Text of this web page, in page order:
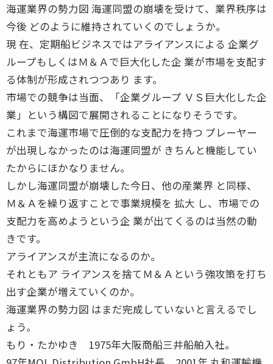
海運業界の勢力図 海運同盟の崩壊を受けて、業界秩序は
今後 どのように維持されていくのでしょうか。
現 在、定期船ビジネスではアライアンスによる 企業グ
ループもしくはＭ＆Ａで巨大化した企 業が市場を支配す
る体制が形成されつつあり ます。
市場での競争は当面、「企業グループ ＶＳ巨大化した企
業」という構図で展開されることになりそうです。
これまで海運市場で圧倒的な支配力を持つ プレーヤー
が出現しなかったのは海運同盟が きちんと機能してい
たからにほかなりません。
しかし海運同盟が崩壊した今日、他の産業界 と同様、
Ｍ＆Ａを繰り返すことで事業規模を 拡大 し、市場での
支配力を高めようという企 業が出てくるのは当然の動
きです。
アライアンスが主流になるのか。
それともア ライアンスを捨てＭ＆Ａという強攻策を打ち
出す企業が増えていくのか。
海運業界の勢力図 はまだ完成していないと言えるでし
ょう。
もり・たかゆき 1975年大阪商船三井船舶入社。